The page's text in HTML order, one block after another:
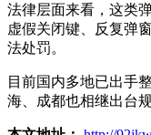
法律层面来看，这类
虚假关闭键、反复弹
法处罚。
目前国内多地已出手
海、成都也相继出台